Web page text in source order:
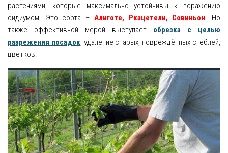
растениями, которые максимально устойчивы к поражению
оидиумом. Это сорта –Алиготе, Ркацетели, Совиньон. Но
также эффективной мерой выступает обрезка с целью
разрежения посадок, удаление старых, повреждённых стеблей,
цветков.